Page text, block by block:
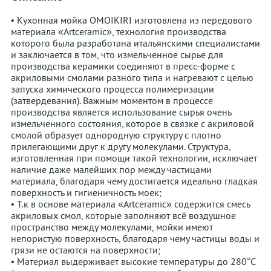
• Кухонная мойка OMOIKIRI изготовлена из передового
материала «Artceramic», технология производства
которого была разработана итальянскими специалистами
и заключается в том, что измельченное сырье для
производства керамики соединяют в пресс-форме с
акриловыми смолами разного типа и нагревают с целью
запуска химического процесса полимеризации
(затвердевания). Важным моментом в процессе
производства является использование сырья очень
измельченного состояния, которое в связке с акриловой
смолой образует однородную структуру с плотно
прилегающими друг к другу молекулами. Структура,
изготовленная при помощи такой технологии, исключает
наличие даже малейших пор между частицами
материала, благодаря чему достигается идеально гладкая
поверхность и гигиеничность моек;
• Т.к в основе материала «Artceramic» содержится смесь
акриловых смол, которые заполняют всё воздушное
пространство между молекулами, мойки имеют
непористую поверхность, благодаря чему частицы воды и
грязи не остаются на поверхности;
• Материал выдерживает высокие температуры до 280°С